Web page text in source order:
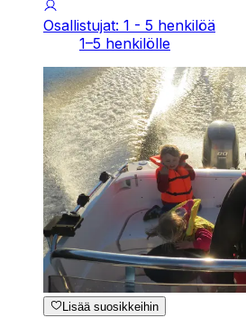
Osallistujat: 1 - 5 henkilöä
1–5 henkilölle
Lisää suosikkeihin